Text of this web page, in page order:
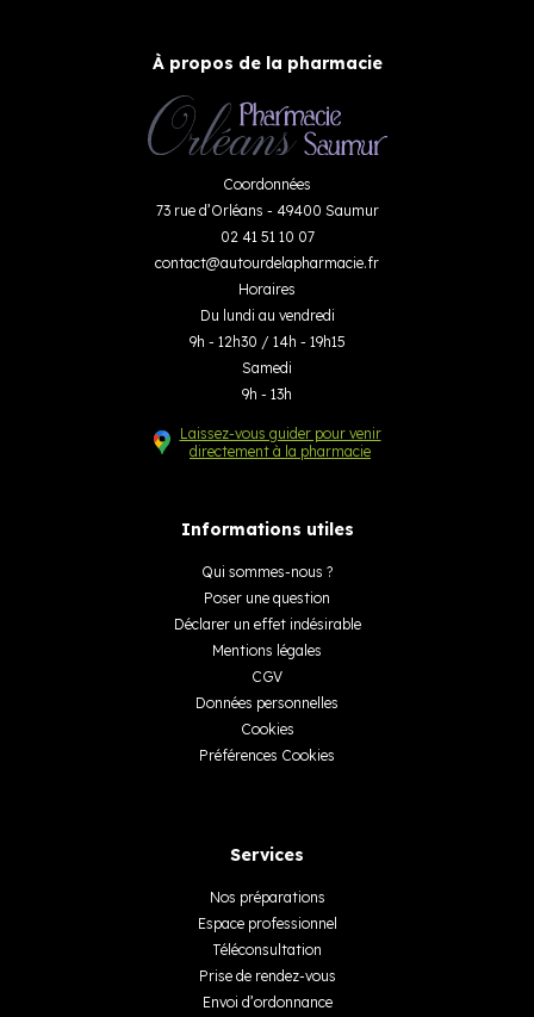
À propos de la pharmacie
Coordonnées
73 rue d’Orléans - 49400 Saumur
02 41 51 10 07
contact@autourdelapharmacie.fr
Horaires
Du lundi au vendredi
9h - 12h30 / 14h - 19h15
Samedi
9h - 13h
Laissez-vous guider pour venir
directement à la pharmacie
Informations utiles
Qui sommes-nous ?
Poser une question
Déclarer un effet indésirable
Mentions légales
CGV
Données personnelles
Cookies
Préférences Cookies
Services
Nos préparations
Espace professionnel
Téléconsultation
Prise de rendez-vous
Envoi d’ordonnance